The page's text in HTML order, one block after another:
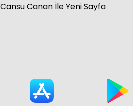
Cansu Canan İle Yeni Sayfa